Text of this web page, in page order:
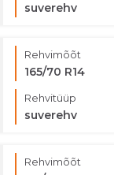
suverehv
Rehvimõõt
165/70 R14
Rehvitüüp
suverehv
Rehvimõõt